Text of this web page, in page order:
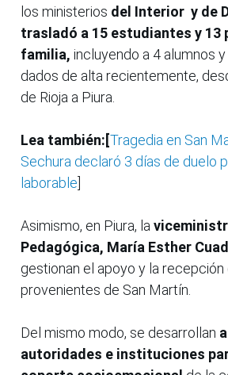
los ministerios del Interior y de
trasladó a 15 estudiantes y 13
familia, incluyendo a 4 alumnos
dados de alta recientemente,
de Rioja a Piura.
Lea también:[Tragedia en San
Sechura declaró 3 días de duelo
laborable
Asimismo, en Piura, la
Pedagógica, María Esther
gestionan el apoyo y la
provenientes de San Martín.
Del mismo modo, se desarrollan
autoridades e instituciones